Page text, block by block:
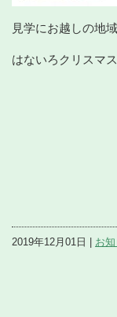
見学にお越しの地
はないろクリスマ
2019年12月01日 | お